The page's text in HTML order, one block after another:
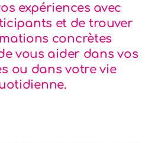
expériences avec
et de trouver
concrètes
vous aider dans vos
ou dans votre vie